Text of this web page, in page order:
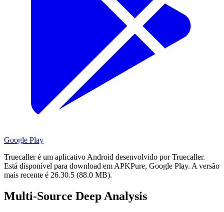
Google Play
Truecaller é um aplicativo Android desenvolvido por Truecaller.
Está disponível para download em APKPure, Google Play. A versão
mais recente é 26.30.5 (88.0 MB).
Multi-Source Deep Analysis